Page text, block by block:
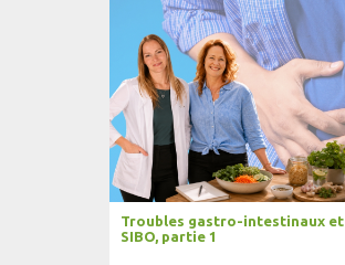
Troubles gastro-intestinaux et
SIBO, partie 1